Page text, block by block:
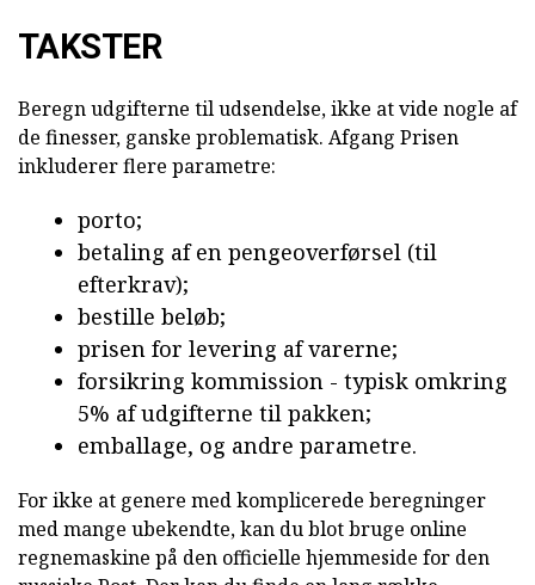
TAKSTER
Beregn udgifterne til udsendelse, ikke at vide nogle af
de finesser, ganske problematisk. Afgang Prisen
inkluderer flere parametre:
porto;
betaling af en pengeoverførsel (til
efterkrav);
bestille beløb;
prisen for levering af varerne;
forsikring kommission - typisk omkring
5% af udgifterne til pakken;
emballage, og andre parametre.
For ikke at genere med komplicerede beregninger
med mange ubekendte, kan du blot bruge online
regnemaskine på den officielle hjemmeside for den